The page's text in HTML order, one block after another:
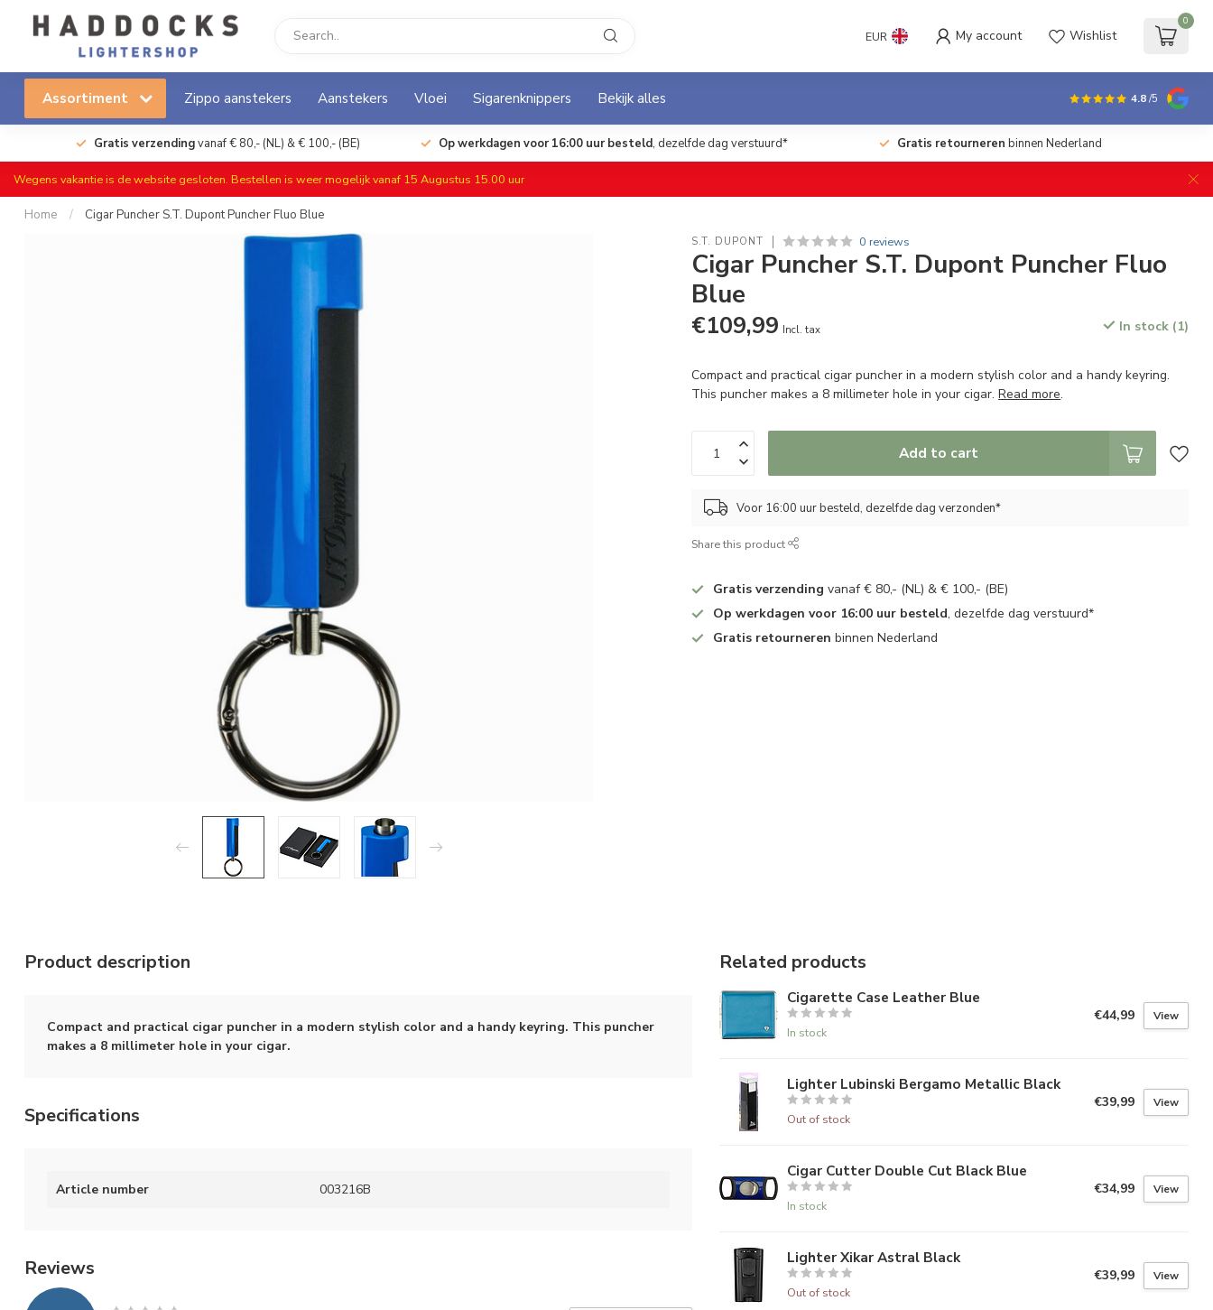
EUR My account Wishlist
0
Assortiment Zippo aanstekers Aanstekers Vloei Sigarenknippers Bekijk alles 4.8/5
Gratis verzendingvanaf € 80,- (NL) & € 100,- (BE) Op werkdagen voor 16:00 uur besteld, dezelfde dag verstuurd* Gratis retourneren binnen Nederland
Wegens vakantie is de website gesloten. Bestellen is weer mogelijk vanaf 15 Augustus 15.00 uur
Home / Cigar Puncher S.T. Dupont Puncher Fluo Blue
S.T. DUPONT 0 reviews
Cigar Puncher S.T. Dupont Puncher Fluo
Blue
€109,99 Incl. tax In stock (1)
Compact and practical cigar puncher in a modern stylish color and a handy keyring.
This puncher makes a 8 millimeter hole in your cigar.Read more.
Add to cart
Voor 16:00 uur besteld, dezelfde dag verzonden*
Share this product
Gratis verzendingvanaf € 80,- (NL) & € 100,- (BE)
Op werkdagen voor 16:00 uur besteld, dezelfde dag verstuurd*
Gratis retourneren binnen Nederland
Product description
Compact and practical cigar puncher in a modern stylish color and a handy keyring. This puncher
makes a 8 millimeter hole in your cigar.
Specifications
Article number 003216B
Reviews
Related products
Cigarette Case Leather Blue
In stock
€44,99 View
Lighter Lubinski Bergamo Metallic Black
Out of stock
€39,99 View
Cigar Cutter Double Cut Black Blue
In stock
€34,99 View
Lighter Xikar Astral Black
Out of stock
€39,99 View